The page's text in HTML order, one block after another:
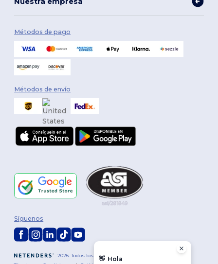
Métodos de pago
Métodos de envío
2026. Todos los derechos reservados
Síguenos
👋 Hola